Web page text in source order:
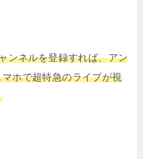
ンネルを登録すれば、アン
ホで超特急のライブが視